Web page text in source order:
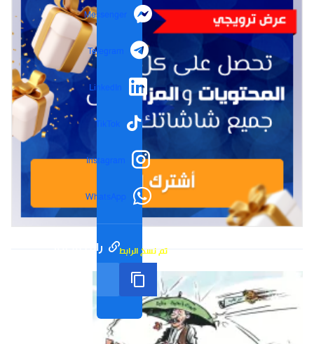
Messenger
Telegram
LinkedIn
TikTok
Instagram
WhatsApp
رابط مختصر تم نسخ الرابط